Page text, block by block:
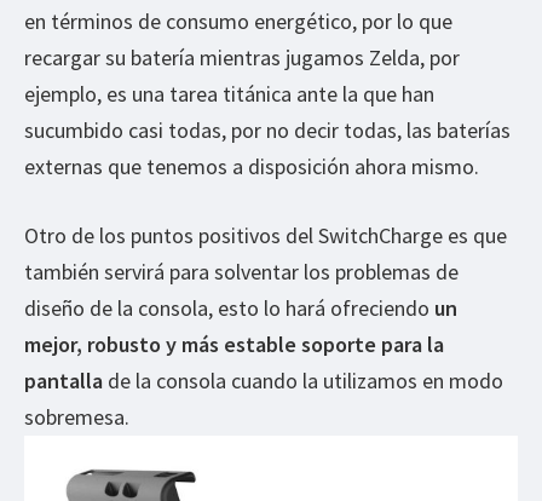
en términos de consumo energético, por lo que
recargar su batería mientras jugamos Zelda, por
ejemplo, es una tarea titánica ante la que han
sucumbido casi todas, por no decir todas, las baterías
externas que tenemos a disposición ahora mismo.
Otro de los puntos positivos del SwitchCharge es que
también servirá para solventar los problemas de
diseño de la consola, esto lo hará ofreciendo un
mejor, robusto y más estable soporte para la
pantalla de la consola cuando la utilizamos en modo
sobremesa.